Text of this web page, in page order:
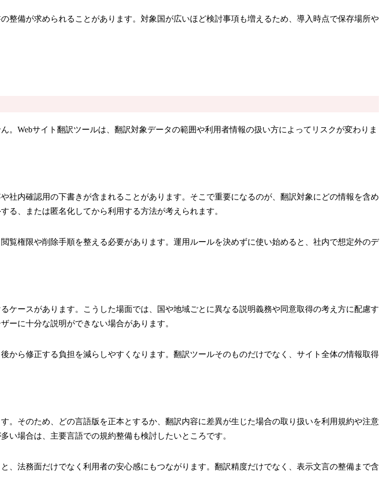
整備が求められることがあります。対象国が広いほど検討事項も増えるため、導入時点で保存場所や
Webサイト翻訳ツールは、翻訳対象データの範囲や利用者情報の扱い方によってリスクが変わりま
内確認用の下書きが含まれることがあります。そこで重要になるのが、翻訳対象にどの情報を含め
る、または匿名化してから利用する方法が考えられます。
覧権限や削除手順を整える必要があります。運用ルールを決めずに使い始めると、社内で想定外のデ
ケースがあります。こうした場面では、国や地域ごとに異なる説明義務や同意取得の考え方に配慮す
ーに十分な説明ができない場合があります。
から修正する負担を減らしやすくなります。翻訳ツールそのものだけでなく、サイト全体の情報取得
。そのため、どの言語版を正本とするか、翻訳内容に差異が生じた場合の取り扱いを利用規約や注意
場合は、主要言語での規約整備も検討したいところです。
、法務面だけでなく利用者の安心感にもつながります。翻訳精度だけでなく、表示文言の整備まで含